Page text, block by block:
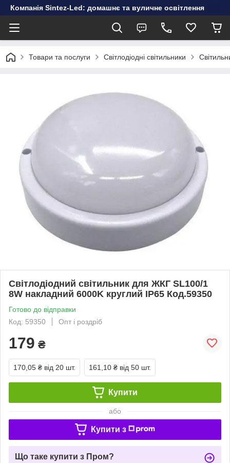
Компанія Sintez-Led: домашнє та вуличне освітлення
Товари та послуги Світлодіодні світильники
Світлодіодний світильник для ЖКГ SL100/1
8W накладний 6000K круглий IP65 Код.59350
Готово до відправки
Код: 59350
Опт і роздріб
179 ₴
170,05 ₴ від 20 шт. 161,10 ₴ від 50 шт.
Купити
або
Купити з
Що таке купити з Пром?